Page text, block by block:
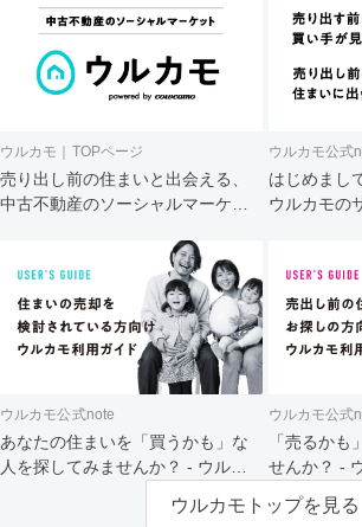
ウルカモ｜TOPページ
売り出し前の住まいと出会える、
中古不動産のソーシャルマーケッ
ウルカモ公式
はじめまし
ウルカモの
ウルカモ公式note
あなたの住まいを「買うかも」な
人を探してみませんか？ - ウルカ
ウルカモ公式
「売るかも
せんか？ -
主さま向け）
ウルカモトップを見る